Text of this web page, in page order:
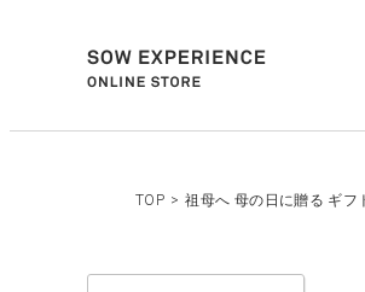
TOP > 祖母へ 母の日に贈る ギフ